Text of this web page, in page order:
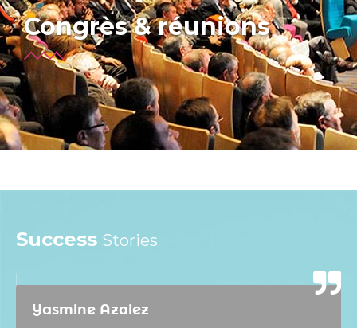
Congrès & réunions
Success Stories
Yasmine Azaiez